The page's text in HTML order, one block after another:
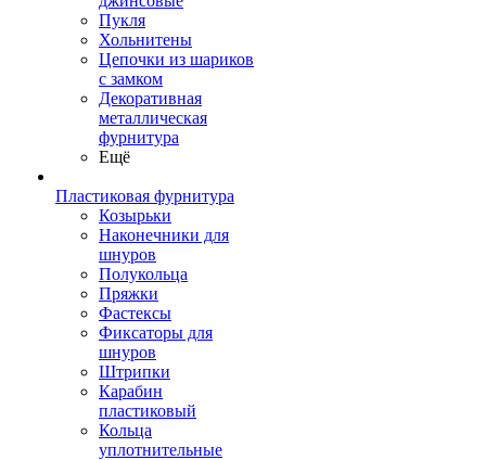
Пукля
Хольнитены
Цепочки из шариков
с замком
Декоративная
металлическая
фурнитура
Ещё
Пластиковая фурнитура
Козырьки
Наконечники для
шнуров
Полукольца
Пряжки
Фастексы
Фиксаторы для
шнуров
Штрипки
Карабин
пластиковый
Кольца
уплотнительные